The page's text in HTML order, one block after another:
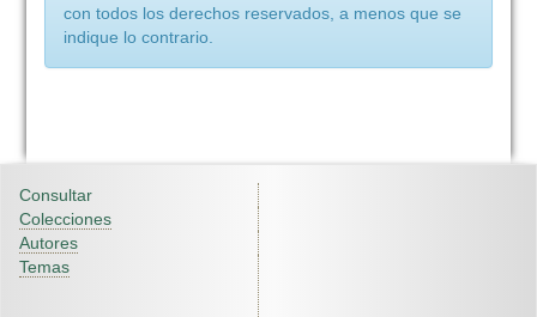
con todos los derechos reservados, a menos que se
indique lo contrario.
Consultar
Colecciones
Autores
Temas